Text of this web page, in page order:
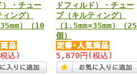
）・チュー
ング）
）（10
込)
ドフィルド）・チュー
ブ（キルティング）
（1.5mm×35mm）（25
個）
5,870円 (税込)